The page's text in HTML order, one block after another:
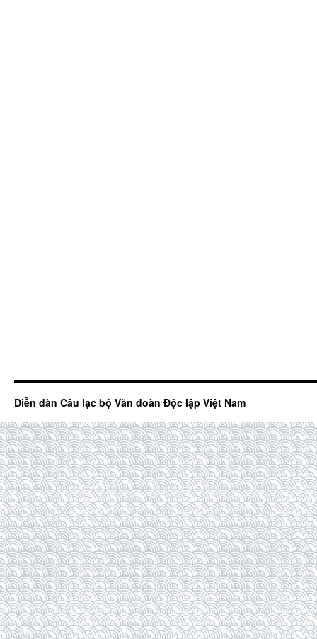
Diễn đàn Câu lạc bộ Văn đoàn Độc lập Việt Nam